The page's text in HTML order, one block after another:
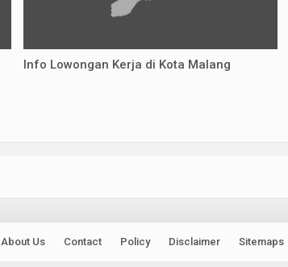
Info Lowongan Kerja di Kota Malang
About Us Contact Policy Disclaimer Sitemaps